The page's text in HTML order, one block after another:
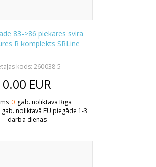
83->86 piekares svira
R komplekts SRLine
kods: 260038-5
0.00 EUR
0 gab. noliktavā Rīgā
gab. noliktavā EU piegāde 1-3
darba dienas